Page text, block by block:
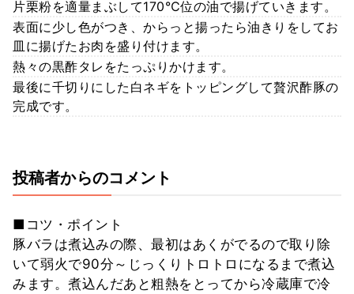
片栗粉を適量まぶして170℃位の油で揚げていきます。
表面に少し色がつき、からっと揚ったら油きりをしてお
皿に揚げたお肉を盛り付けます。
熱々の黒酢タレをたっぷりかけます。
最後に千切りにした白ネギをトッピングして贅沢酢豚の
完成です。
投稿者からのコメント
■コツ・ポイント
豚バラは煮込みの際、最初はあくがでるので取り除
いて弱火で90分～じっくりトロトロになるまで煮込
みます。煮込んだあと粗熱をとってから冷蔵庫で冷